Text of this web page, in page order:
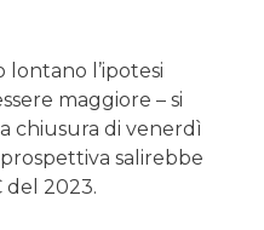
l’ipotesi
maggiore – si
chiusura di venerdì
salirebbe
del 2023.